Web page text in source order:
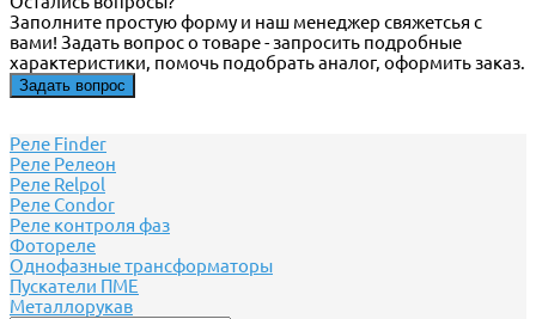
Заполните простую форму и наш менеджер свяжетсья с
вами! Задать вопрос о товаре - запросить подробные
характеристики, помочь подобрать аналог, оформить заказ.
Задать вопрос
Реле Finder
Реле Релеон
Реле Relpol
Реле Сondor
Реле контроля фаз
Фотореле
Однофазные трансформаторы
Пускатели ПМЕ
Металлорукав